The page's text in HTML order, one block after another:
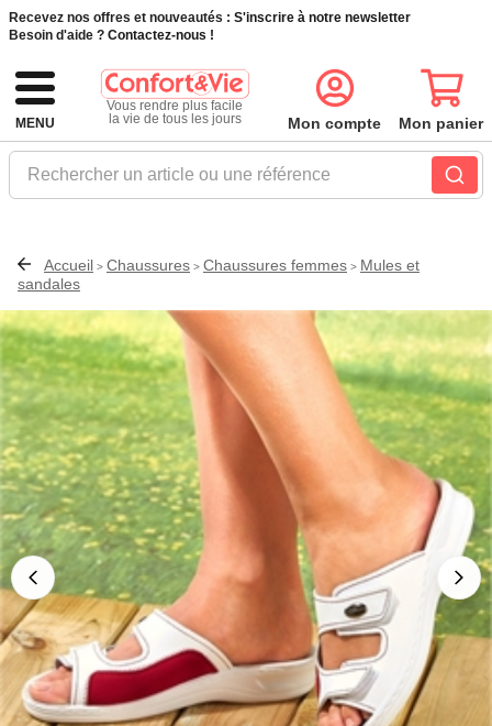
Recevez nos offres et nouveautés : S'inscrire à notre newsletter
Besoin d'aide ? Contactez-nous !
MENU
Vous rendre plus facile
la vie de tous les jours
Rechercher un article ou une référence
Mon compte Mon panier
Accueil > Chaussures > Chaussures femmes > Mules et
sandales